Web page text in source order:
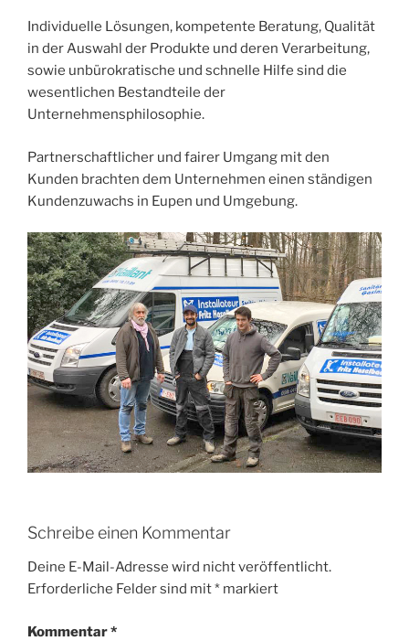
Individuelle Lösungen, kompetente Beratung, Qualität
in der Auswahl der Produkte und deren Verarbeitung,
sowie unbürokratische und schnelle Hilfe sind die
wesentlichen Bestandteile der
Unternehmensphilosophie.
Partnerschaftlicher und fairer Umgang mit den
Kunden brachten dem Unternehmen einen ständigen
Kundenzuwachs in Eupen und Umgebung.
Schreibe einen Kommentar
Deine E-Mail-Adresse wird nicht veröffentlicht.
Erforderliche Felder sind mit* markiert
Kommentar*